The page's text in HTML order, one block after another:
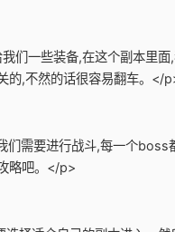
们一些装备,在这个副本里
的,不然的话很容易翻车。</
需要进行战斗,每一个
略吧。</p>